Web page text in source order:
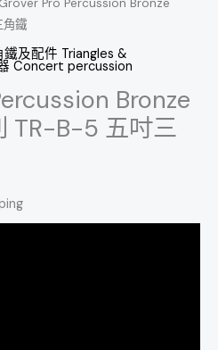
Grover Pro Percussion Bronze
角鐵
鐵及配件 Triangles &
Concert percussion
Bronze
TR-B-5 五吋三